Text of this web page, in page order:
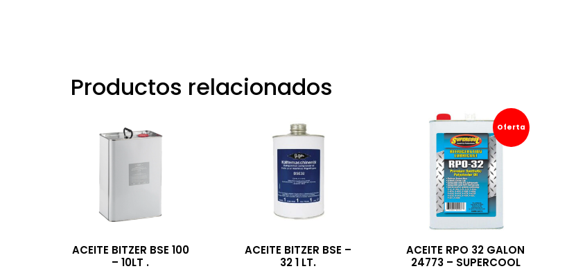
Productos relacionados
ACEITE BITZER BSE 100
– 10LT .
ACEITE BITZER BSE –
32 1 LT.
Oferta
ACEITE RPO 32 GALON
24773 – SUPERCOOL